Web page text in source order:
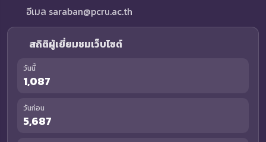
อีเมล saraban@pcru.ac.th
สถิติผู้เยี่ยมชมเว็บไซต์
วันนี้
1,087
วันก่อน
5,687